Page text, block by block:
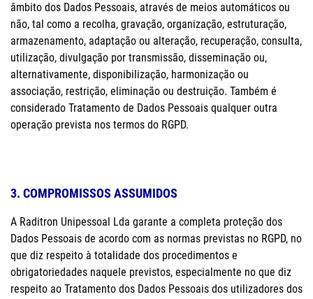
âmbito dos Dados Pessoais, através de meios automáticos ou
não, tal como a recolha, gravação, organização, estruturação,
armazenamento, adaptação ou alteração, recuperação, consulta,
utilização, divulgação por transmissão, disseminação ou,
alternativamente, disponibilização, harmonização ou
associação, restrição, eliminação ou destruição. Também é
considerado Tratamento de Dados Pessoais qualquer outra
operação prevista nos termos do RGPD.
3. COMPROMISSOS ASSUMIDOS
A Raditron Unipessoal Lda garante a completa proteção dos
Dados Pessoais de acordo com as normas previstas no RGPD, no
que diz respeito à totalidade dos procedimentos e
obrigatoriedades naquele previstos, especialmente no que diz
respeito ao Tratamento dos Dados Pessoais dos utilizadores dos